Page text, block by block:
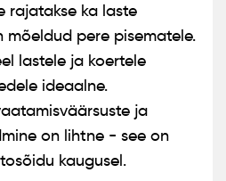
rajatakse ka laste
mõeldud pere pisematele.
lastele ja koertele
ideaalne.
ja
on lihtne - see on
kaugusel.